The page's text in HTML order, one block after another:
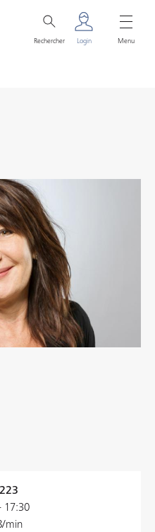
Rechercher Login Menu
17:30
min